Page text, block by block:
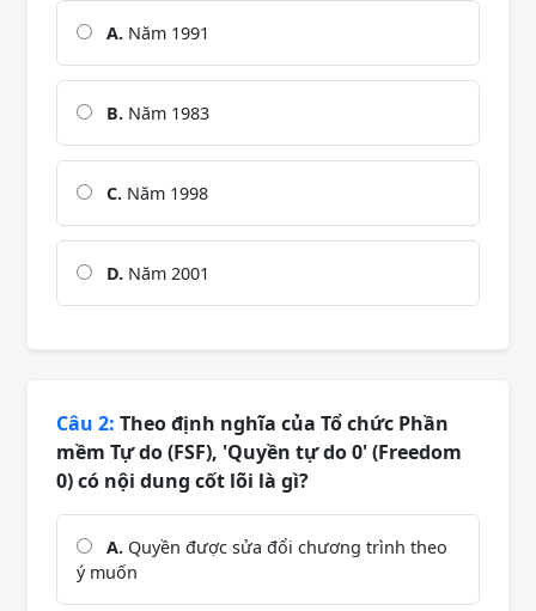
A. Năm 1991
B. Năm 1983
C. Năm 1998
D. Năm 2001
Câu 2: Theo định nghĩa của Tổ chức Phần
mềm Tự do (FSF), 'Quyền tự do 0' (Freedom
0) có nội dung cốt lõi là gì?
A. Quyền được sửa đổi chương trình theo
ý muốn